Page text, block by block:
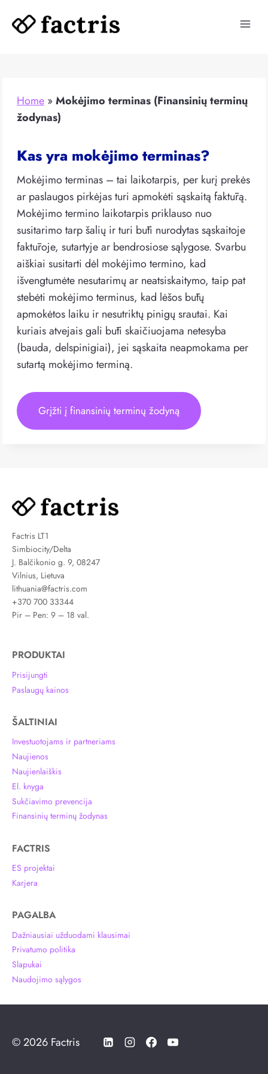
Home »Mokėjimo terminas (Finansinių terminų
žodynas)
Kas yra mokėjimo terminas?
Mokėjimo terminas – tai laikotarpis, per kurį prekės
ar paslaugos pirkėjas turi apmokėti sąskaitą faktūrą.
Mokėjimo termino laikotarpis priklauso nuo
susitarimo tarp šalių ir turi būti nurodytas sąskaitoje
faktūroje, sutartyje ar bendrosiose sąlygose. Svarbu
aiškiai susitarti dėl mokėjimo termino, kad
išvengtumėte nesutarimų ar neatsiskaitymo, taip pat
stebėti mokėjimo terminus, kad lėšos būtų
apmokėtos laiku ir nesutriktų pinigų srautai. Kai
kuriais atvejais gali būti skaičiuojama netesyba
(bauda, delspinigiai), jei sąskaita neapmokama per
sutartą mokėjimo terminą.
Grįžti į finansinių terminų žodyną
Factris LT1
Simbiocity/Delta
J. Balčikonio g. 9, 08247
Vilnius, Lietuva
lithuania@factris.com
+370 700 33344
Pir – Pen: 9 – 18 val.
PRODUKTAI
Prisijungti
Paslaugų kainos
ŠALTINIAI
Investuotojams ir partneriams
Naujienos
Naujienlaiškis
El. knyga
Sukčiavimo prevencija
Finansinių terminų žodynas
FACTRIS
ES projektai
Karjera
PAGALBA
Dažniausiai užduodami klausimai
Privatumo politika
Slapukai
Naudojimo sąlygos
© 2026 Factris